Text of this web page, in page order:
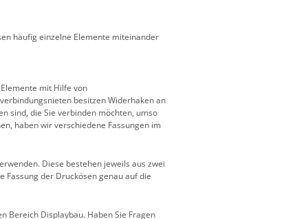
häufig einzelne Elemente miteinander
mit Hilfe von
besitzen Widerhaken an
sind, die Sie verbinden möchten, umso
haben wir verschiedene Fassungen im
Diese bestehen jeweils aus zwei
Fassung der Druckösen genau auf die
Bereich Displaybau. Haben Sie Fragen